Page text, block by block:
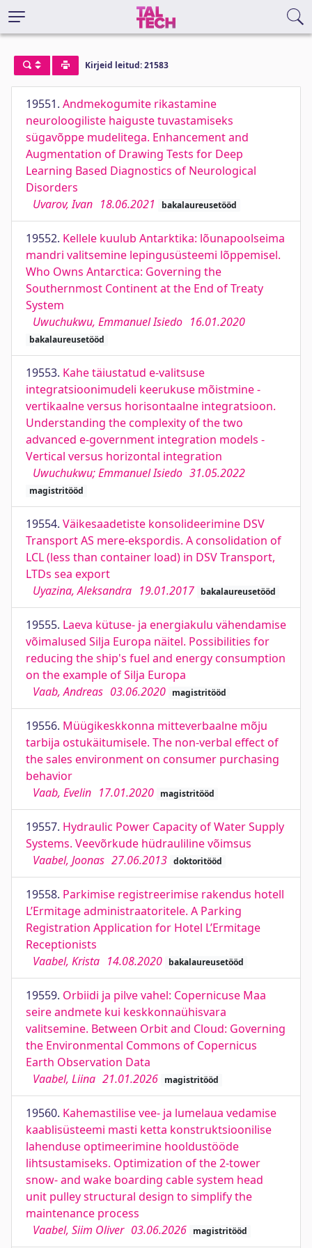
Kirjeid leitud: 21583
19551. Andmekogumite rikastamine
neuroloogiliste haiguste tuvastamiseks
sügavõppe mudelitega. Enhancement and
Augmentation of Drawing Tests for Deep
Learning Based Diagnostics of Neurological
Disorders
Uvarov, Ivan 18.06.2021 bakalaureusetööd
19552. Kellele kuulub Antarktika: lõunapoolseima
mandri valitsemine lepingusüsteemi lõppemisel.
Who Owns Antarctica: Governing the
Southernmost Continent at the End of Treaty
System
Uwuchukwu, Emmanuel Isiedo 16.01.2020
bakalaureusetööd
19553. Kahe täiustatud e-valitsuse
integratsioonimudeli keerukuse mõistmine -
vertikaalne versus horisontaalne integratsioon.
Understanding the complexity of the two
advanced e-government integration models -
Vertical versus horizontal integration
Uwuchukwu; Emmanuel Isiedo 31.05.2022
magistritööd
19554. Väikesaadetiste konsolideerimine DSV
Transport AS mere-ekspordis. A consolidation of
LCL (less than container load) in DSV Transport,
LTDs sea export
Uyazina, Aleksandra 19.01.2017 bakalaureusetööd
19555. Laeva kütuse- ja energiakulu vähendamise
võimalused Silja Europa näitel. Possibilities for
reducing the ship's fuel and energy consumption
on the example of Silja Europa
Vaab, Andreas 03.06.2020 magistritööd
19556. Müügikeskkonna mitteverbaalne mõju
tarbija ostukäitumisele. The non-verbal effect of
the sales environment on consumer purchasing
behavior
Vaab, Evelin 17.01.2020 magistritööd
19557. Hydraulic Power Capacity of Water Supply
Systems. Veevõrkude hüdrauliline võimsus
Vaabel, Joonas 27.06.2013 doktoritööd
19558. Parkimise registreerimise rakendus hotell
L’Ermitage administraatoritele. A Parking
Registration Application for Hotel L’Ermitage
Receptionists
Vaabel, Krista 14.08.2020 bakalaureusetööd
19559. Orbiidi ja pilve vahel: Copernicuse Maa
seire andmete kui keskkonnaühisvara
valitsemine. Between Orbit and Cloud: Governing
the Environmental Commons of Copernicus
Earth Observation Data
Vaabel, Liina 21.01.2026 magistritööd
19560. Kahemastilise vee- ja lumelaua vedamise
kaablisüsteemi masti ketta konstruktsioonilise
lahenduse optimeerimine hooldustööde
lihtsustamiseks. Optimization of the 2-tower
snow- and wake boarding cable system head
unit pulley structural design to simplify the
maintenance process
Vaabel, Siim Oliver 03.06.2026 magistritööd